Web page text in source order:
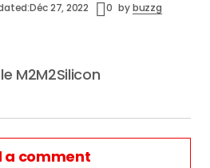
Déc 27, 2022 0 bybuzzg
M2 M2 Silicon
a comment